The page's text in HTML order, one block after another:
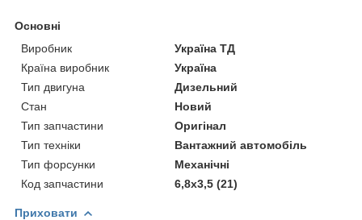
Основні
Виробник
Україна ТД
Країна виробник
Україна
Тип двигуна
Дизельний
Стан
Новий
Тип запчастини
Оригінал
Тип техніки
Вантажний автомобіль
Тип форсунки
Механічні
Код запчастини
6,8х3,5 (21)
Приховати